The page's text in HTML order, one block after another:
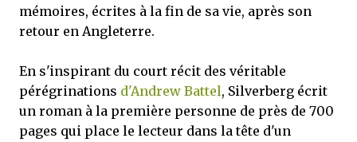
mémoires, écrites à la fin de sa vie, après son
retour en Angleterre.
En s'inspirant du court récit des véritable
pérégrinations d'Andrew Battel, Silverberg écrit
un roman à la première personne de près de 700
pages qui place le lecteur dans la tête d'un